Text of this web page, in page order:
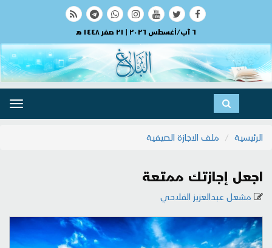
٦ آب/أغسطس ٢٠٢٦ | ٢١ صفر ١٤٤٨ هـ
الرئيسية
ملف الاجازة الصيفية
اجعل إجازتك ممتعة
مشعل عبدالعزيز الفلاحي